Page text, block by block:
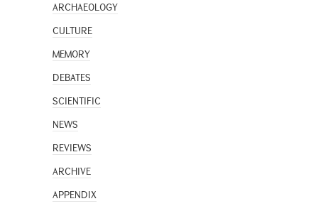
ARCHAEOLOGY
CULTURE
MEMORY
DEBATES
SCIENTIFIC
NEWS
REVIEWS
ARCHIVE
APPENDIX